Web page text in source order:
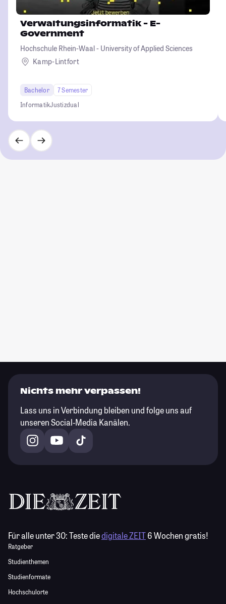
Verwaltungsinformatik - E-
Government
Hochschule Rhein-Waal - University of Applied Sciences
Kamp-Lintfort
Bachelor
7 Semester
InformatikJustizdual
Nichts mehr verpassen!
Lass uns in Verbindung bleiben und folge uns auf
unseren Social-Media Kanälen.
Für alle unter 30:Teste diedigitale ZEIT6 Wochen gratis!
Ratgeber
Studienthemen
Studienformate
Hochschulorte